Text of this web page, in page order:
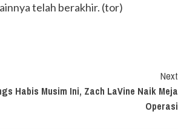
telah berakhir. (tor)
Next
Habis Musim Ini, Zach LaVine Naik Meja
Operasi